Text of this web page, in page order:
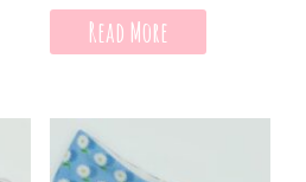
Read More